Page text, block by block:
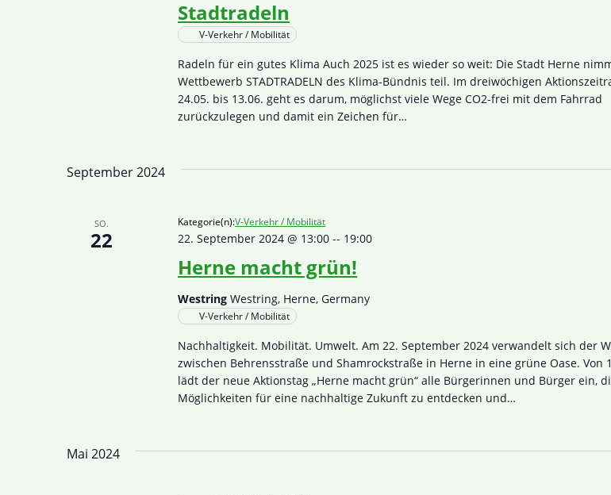
Stadtradeln
V-Verkehr / Mobilität
Radeln für ein gutes Klima Auch 2025 ist es wieder so weit: Die Stadt Herne
Wettbewerb STADTRADELN des Klima-Bündnis teil. Im dreiwöchigen
24.05. bis 13.06. geht es darum, möglichst viele Wege CO2-frei mit dem Fahrrad
zurückzulegen und damit ein Zeichen für…
September 2024
SO.
22
Herne macht grün!
22. September 2024 @ 13:00-- 19:00
Kategorie(n):V-Verkehr / Mobilität
Westring Westring, Herne, Germany
V-Verkehr / Mobilität
Nachhaltigkeit. Mobilität. Umwelt. Am 22. September 2024 verwandelt sich der
zwischen Behrensstraße und Shamrockstraße in Herne in eine grüne Oase. Von
lädt der neue Aktionstag „Herne macht grün“ alle Bürgerinnen und Bürger ein,
Möglichkeiten für eine nachhaltige Zukunft zu entdecken und…
Mai 2024